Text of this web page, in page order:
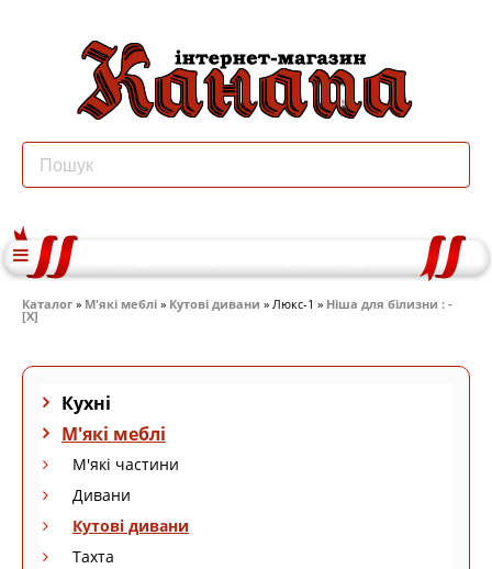
Каталог » М'які меблі » Кутові дивани » Люкс-1 » Ніша для білизни : -
[X]
Кухні
М'які меблі
М'які частини
Дивани
Кутові дивани
Тахта